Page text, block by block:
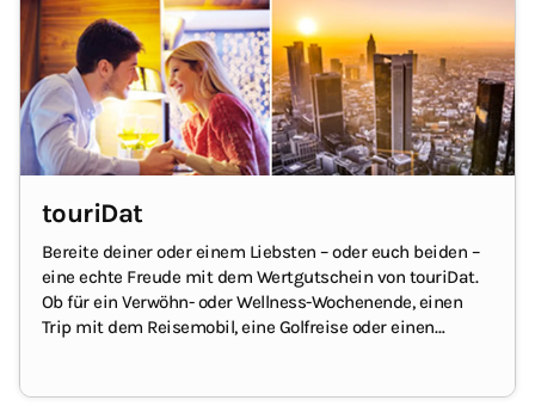
touriDat
Bereite deiner oder einem Liebsten – oder euch beiden –
eine echte Freude mit dem Wertgutschein von touriDat.
Ob für ein Verwöhn- oder Wellness-Wochenende, einen
Trip mit dem Reisemobil, eine Golfreise oder einen
an Trips innerhalb Deutschlands und vielen anderen